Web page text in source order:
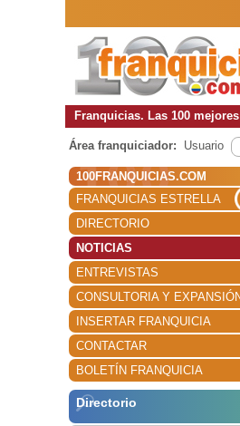
Franquicias. Las 100
Área franquiciador: Usuario
100FRANQUICIAS.COM
FRANQUICIAS ESTRELLA
DIRECTORIO
NOTICIAS
ENTREVISTAS
CONSULTORIA Y
INSERTAR FRANQUICIA
CONTACTAR
BOLETÍN FRANQUICIA
Directorio